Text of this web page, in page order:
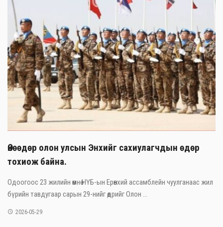
Өнөөдөр олон улсын Энхийг сахиулагчдын өдөр
тохиож байна.
Одоогоос 23 жилийн өмнө НҮБ-ын Ерөнхий ассамблейн чуулганаас жил
бүрийн тавдугаар сарын 29-нийг өдрийг Олон ...
2026-05-29